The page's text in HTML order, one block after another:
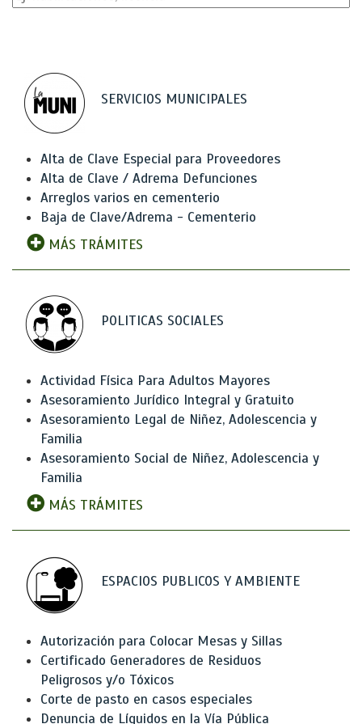
SERVICIOS MUNICIPALES
Alta de Clave Especial para Proveedores
Alta de Clave / Adrema Defunciones
Arreglos varios en cementerio
Baja de Clave/Adrema - Cementerio
MÁS TRÁMITES
POLITICAS SOCIALES
Actividad Física Para Adultos Mayores
Asesoramiento Jurídico Integral y Gratuito
Asesoramiento Legal de Niñez, Adolescencia y
Familia
Asesoramiento Social de Niñez, Adolescencia y
Familia
MÁS TRÁMITES
ESPACIOS PUBLICOS Y AMBIENTE
Autorización para Colocar Mesas y Sillas
Certificado Generadores de Residuos
Peligrosos y/o Tóxicos
Corte de pasto en casos especiales
Denuncia de Líquidos en la Vía Pública